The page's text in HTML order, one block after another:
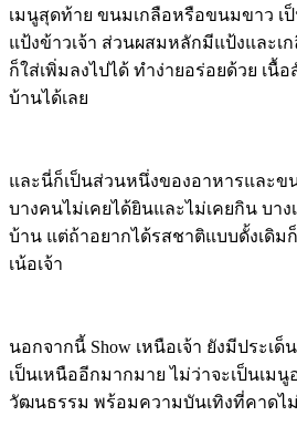
เมนูสุดท้าย ขนมเกลือหรือขนมขาว
แป้งข้าวเจ้า ส่วนผสมหลักมีแป้งและ
ก็ใส่เพิ่มลงไปได้ ทำง่ายอร่อยด้วย เนื้
บ้านได้เลย
และนี่ก็เป็นส่วนหนึ่งของอาหารและข
บางคนไม่เคยได้ยินและไม่เคยกิน บา
บ้าน แต่ถ้าอยากได้รสชาติแบบดั้งเดิม
เน้อเจ้า
นอกจากนี้ Show เหนือเจ้า ยังมีประเ
เป็นเหนืออีกมากมาย ไม่ว่าจะเป็นเม
วัฒนธรรม พร้อมความบันเทิงที่คาดไ